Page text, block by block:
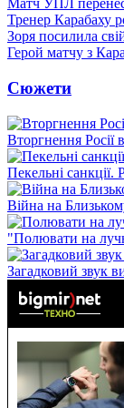
Матч УПЛ
Тренер Карабаху
Зоря посилила
Герой матчу з
Сюжети
Вторгнення Росії
Пекельні
Війна на
"Полювати на
Загадковий звук